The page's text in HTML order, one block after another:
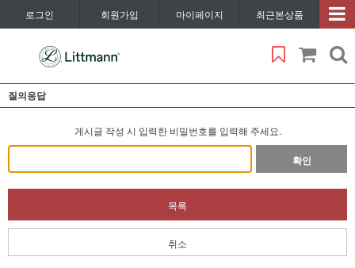
로그인 회원가입 마이페이지 최근본상품
질의응답
게시글 작성 시 입력한 비밀번호를 입력해 주세요.
확인
목록
취소